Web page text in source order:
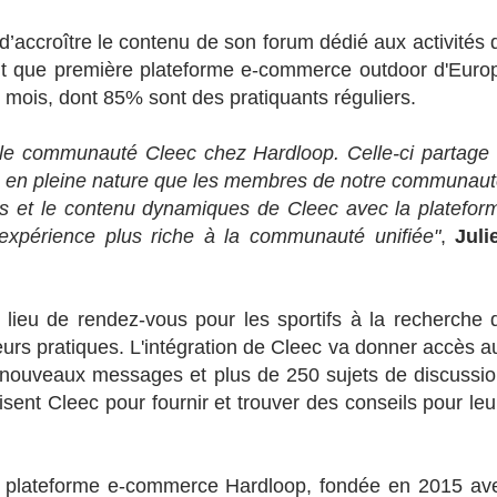
le contenu de son forum dédié aux activités
première plateforme e-commerce outdoor
dont 85% sont des pratiquants réguliers.
communauté Cleec chez Hardloop. Celle-ci partage
pleine nature que les membres de notre
et le contenu dynamiques de Cleec avec la
plus riche à la communauté unifiée",
de rendez-vous pour les sportifs à la recherche
pratiques. L'intégration de Cleec va donner accès
messages et plus de 250 sujets de
Cleec pour fournir et trouver des conseils pour
e-commerce Hardloop, fondée en 2015